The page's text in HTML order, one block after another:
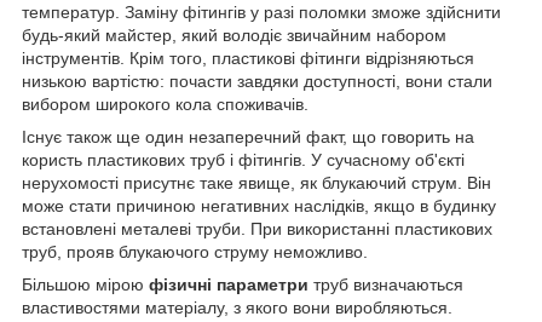
температур. Заміну фітингів у разі поломки зможе здійснити
будь-який майстер, який володіє звичайним набором
інструментів. Крім того, пластикові фітинги відрізняються
низькою вартістю: почасти завдяки доступності, вони стали
вибором широкого кола споживачів.
Існує також ще один незаперечний факт, що говорить на
користь пластикових труб і фітингів. У сучасному об'єкті
нерухомості присутнє таке явище, як блукаючий струм. Він
може стати причиною негативних наслідків, якщо в будинку
встановлені металеві труби. При використанні пластикових
труб, прояв блукаючого струму неможливо.
Більшою мірою фізичні параметри труб визначаються
властивостями матеріалу, з якого вони виробляються.